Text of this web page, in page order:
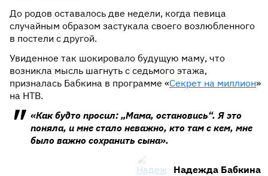
До родов оставалось две недели, когда певица
случайным образом застукала своего возлюбленного
в постели с другой.
Увиденное так шокировало будущую маму, что
возникла мысль шагнуть с седьмого этажа,
призналась Бабкина в программе «Секрет на миллион»
на НТВ.
«Как будто просил: „Мама, остановись“. Я это
поняла, и мне стало неважно, кто там с кем, мне
было важно сохранить сына».
Надежда Бабкина